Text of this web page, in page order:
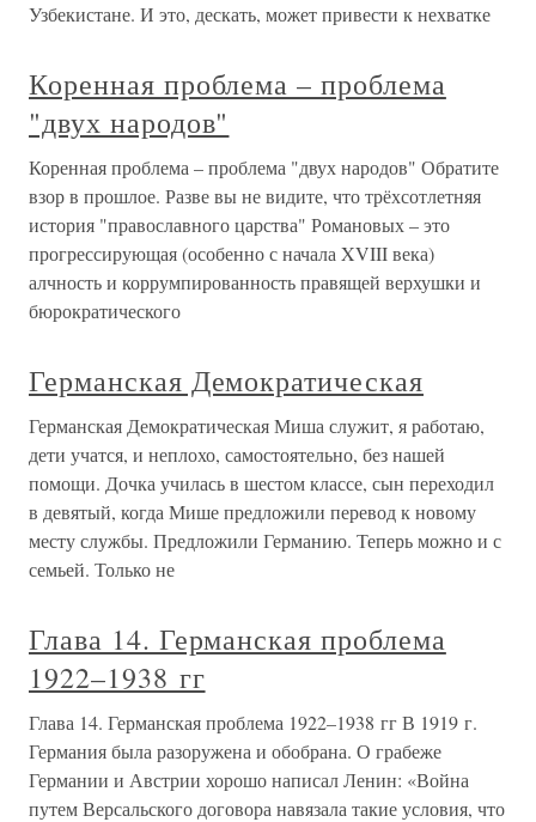
Узбекистане. И это, дескать, может привести к нехватке
Коренная проблема – проблема
"двух народов"
Коренная проблема – проблема "двух народов" Обратите
взор в прошлое. Разве вы не видите, что трёхсотлетняя
история "православного царства" Романовых – это
прогрессирующая (особенно с начала XVIII века)
алчность и коррумпированность правящей верхушки и
бюрократического
Германская Демократическая
Германская Демократическая Миша служит, я работаю,
дети учатся, и неплохо, самостоятельно, без нашей
помощи. Дочка училась в шестом классе, сын переходил
в девятый, когда Мише предложили перевод к новому
месту службы. Предложили Германию. Теперь можно и с
семьей. Только не
Глава 14. Германская проблема
1922–1938 гг
Глава 14. Германская проблема 1922–1938 гг В 1919 г.
Германия была разоружена и обобрана. О грабеже
Германии и Австрии хорошо написал Ленин: «Война
путем Версальского договора навязала такие условия, что